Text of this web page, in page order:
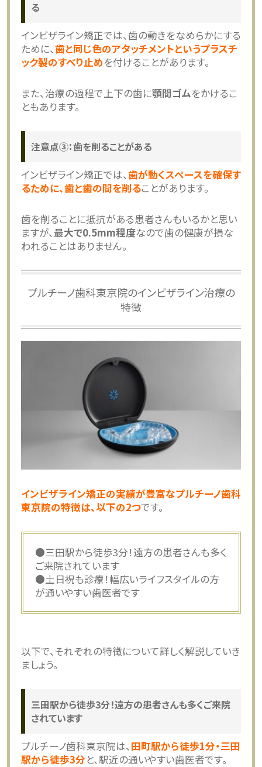
る
インビザライン矯正では、歯の動きをなめらかにする
ために、歯と同じ色のアタッチメントというプラスチ
ック製のすべり止めを付けることがあります。
また、治療の過程で上下の歯に顎間ゴムをかけるこ
ともあります。
注意点③：歯を削ることがある
インビザライン矯正では、歯が動くスペースを確保す
るために、歯と歯の間を削ることがあります。
歯を削ることに抵抗がある患者さんもいるかと思い
ますが、最大で0.5mm程度なので歯の健康が損な
われることはありません。
プルチーノ歯科東京院のインビザライン治療の
特徴
インビザライン矯正の実績が豊富なプルチーノ歯科
東京院の特徴は、以下の2つです。
●三田駅から徒歩3分！遠方の患者さんも多く
ご来院されています
●土日祝も診療！幅広いライフスタイルの方
が通いやすい歯医者です
以下で、それぞれの特徴について詳しく解説していき
ましょう。
三田駅から徒歩3分！遠方の患者さんも多くご来院
されています
プルチーノ歯科東京院は、 田町駅から徒歩1分・三田
駅から徒歩3分と、駅近の通いやすい歯医者です。